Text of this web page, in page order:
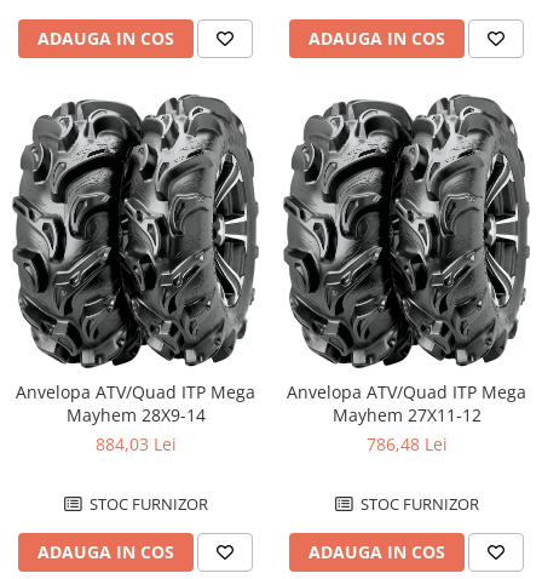
ADAUGA IN COS ADAUGA IN COS
Anvelopa ATV/Quad ITP Mega
Mayhem 28X9-14
884,03 Lei
STOC FURNIZOR
ADAUGA IN COS
Anvelopa ATV/Quad ITP Mega
Mayhem 27X11-12
786,48 Lei
STOC FURNIZOR
ADAUGA IN COS